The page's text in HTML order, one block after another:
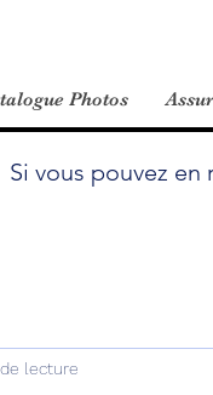
Photos
Si vous pouvez en
lecture